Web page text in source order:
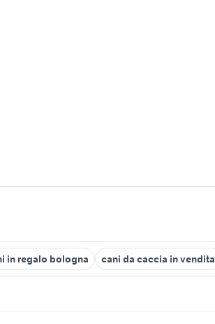
in regalo bologna cani da caccia in vendita